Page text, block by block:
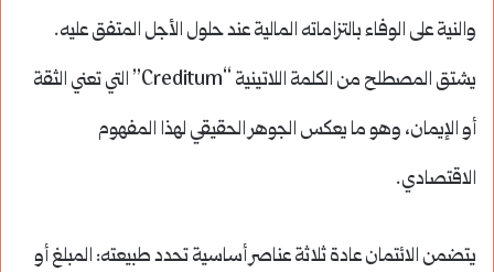
والنية على الوفاء بالتزاماته المالية عند حلول الأجل المتفق عليه.
يشتق المصطلح من الكلمة اللاتينية “Creditum” التي تعني الثقة
أو الإيمان، وهو ما يعكس الجوهر الحقيقي لهذا المفهوم
الاقتصادي.
يتضمن الائتمان عادة ثلاثة عناصر أساسية تحدد طبيعته: المبلغ أو